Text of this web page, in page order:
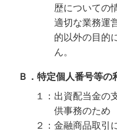
歴についての
適切な業務運
的以外の目的
ん。
Ｂ．特定個人番号等の
１：出資配当金の
供事務のため
２：金融商品取引